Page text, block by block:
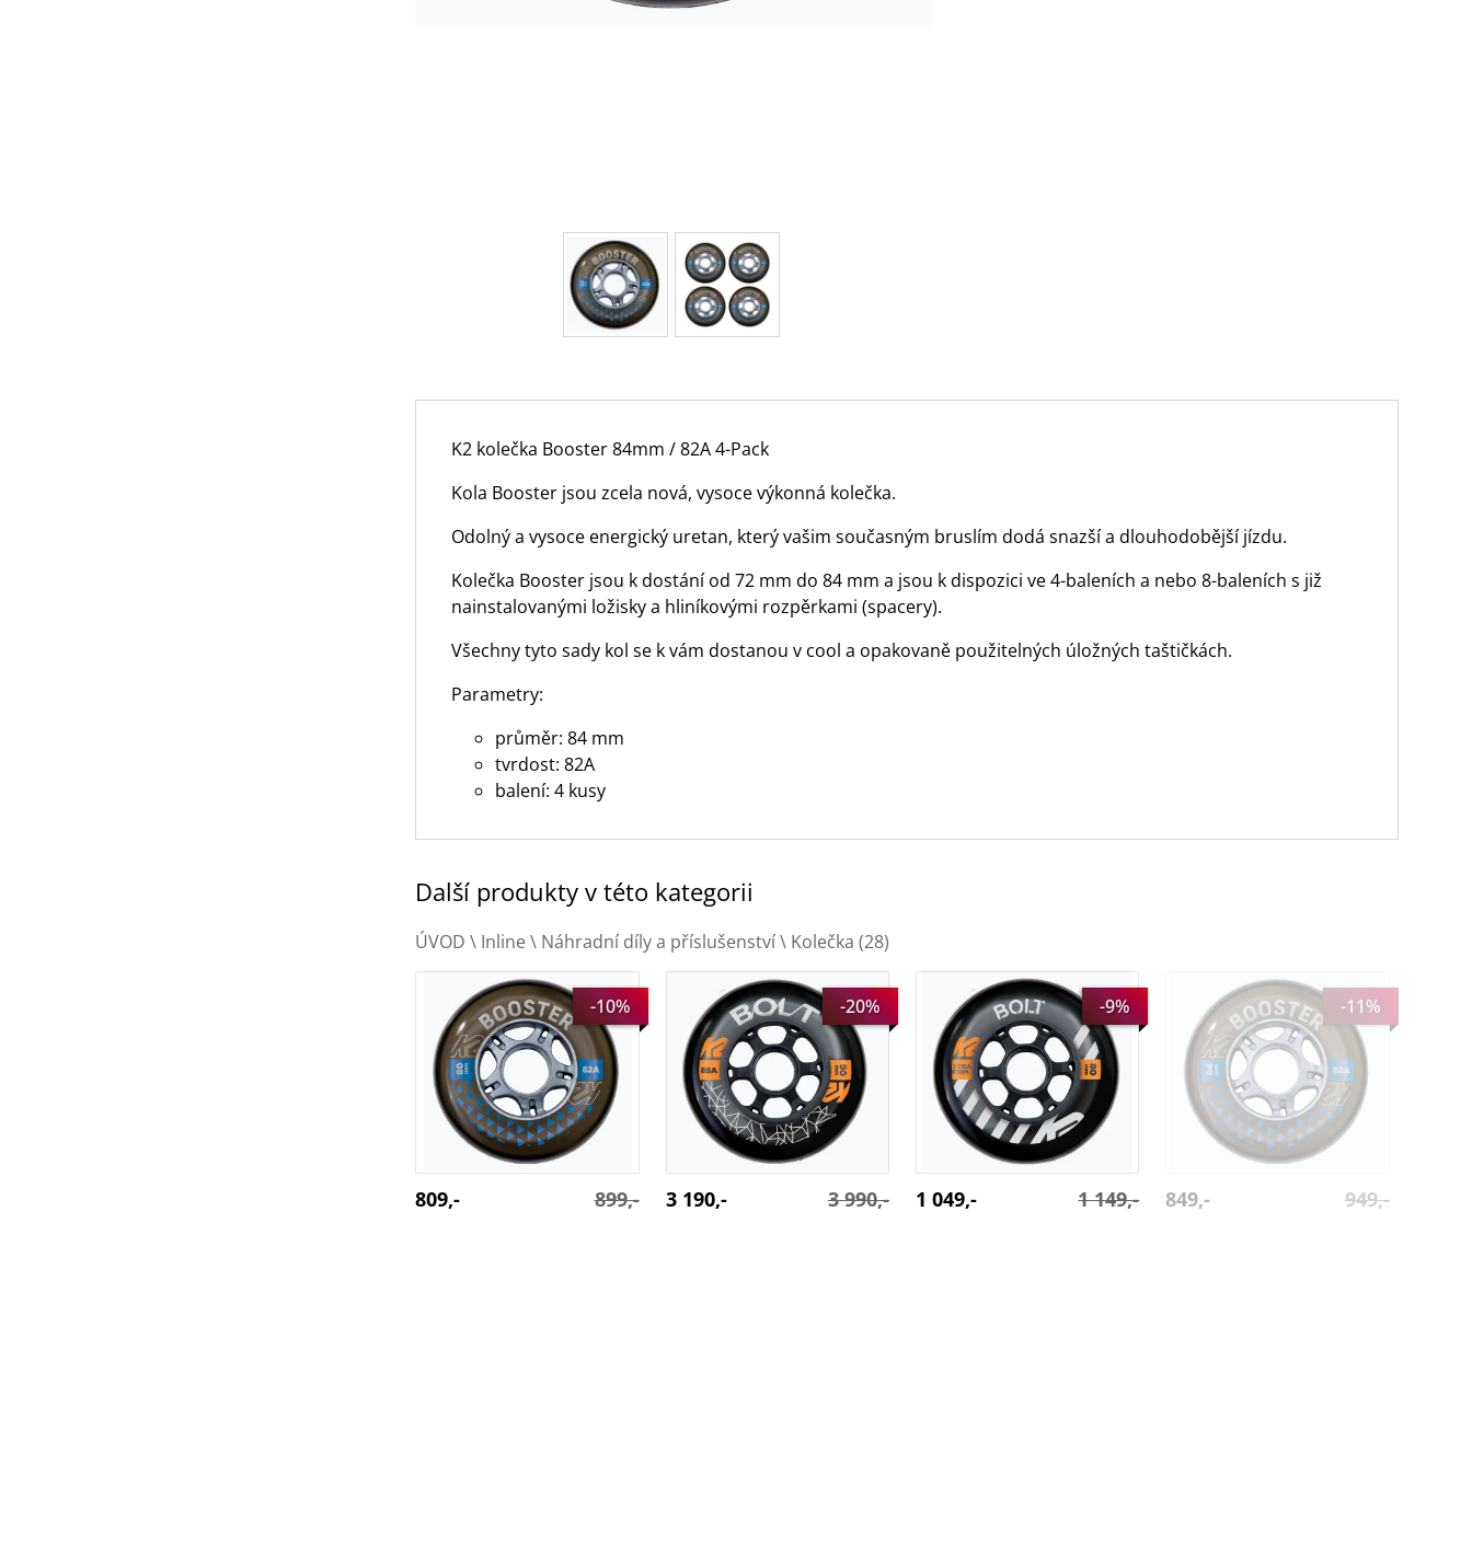
K2 kolečka Booster 84mm / 82A 4-Pack
Kola Booster jsou zcela nová, vysoce výkonná kolečka.
Odolný a vysoce energický uretan, který vašim současným bruslím dodá snazší a dlouhodobější jízdu.
Kolečka Booster jsou k dostání od 72 mm do 84 mm a jsou k dispozici ve 4-baleních a nebo 8-baleních s již
nainstalovanými ložisky a hliníkovými rozpěrkami (spacery).
Všechny tyto sady kol se k vám dostanou v cool a opakovaně použitelných úložných taštičkách.
Parametry:
průměr: 84 mm
tvrdost: 82A
balení: 4 kusy
Další produkty v této kategorii
ÚVOD \ Inline \ Náhradní díly a příslušenství\ Kolečka(28)
K2 kolečka Booster 80mm
/ 82A 4-Pack
-10%
809,- 899,-
K2 kolečka Bolt 90mm /
85A 8 ks + spacery a
ložiska ILQ-9
-20%
3 190,- 3 990,-
K2 kolečka Urban Bolt
80mm / 90A 4-Pack
-9%
1 049,- 1 149,-
K2 kolečka Booster 84mm
/ 82A 4-Pack
-11%
849,- 949,-